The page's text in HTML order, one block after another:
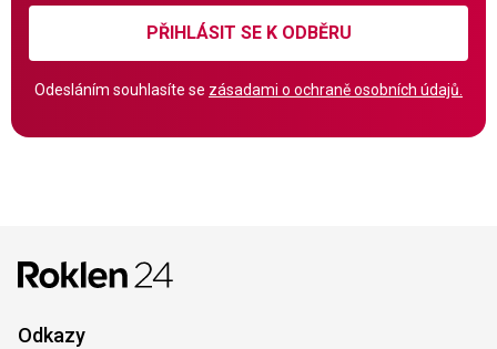
PŘIHLÁSIT SE K ODBĚRU
Odesláním souhlasíte se zásadami o ochraně osobních údajů.
Odkazy